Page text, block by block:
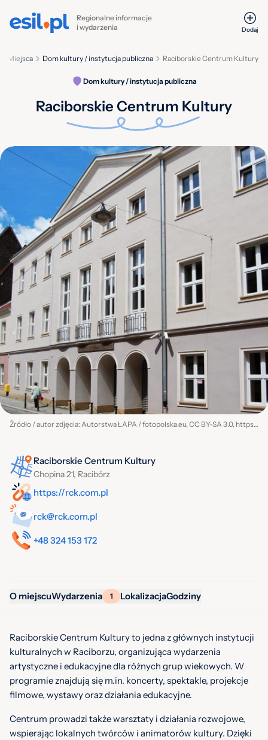
Regionalne informacje
i wydarzenia
Dodaj
Raciborskie Centrum Kultury
Dom kultury / instytucja publiczna
Miejsca
Dom kultury / instytucja publiczna
Raciborskie Centrum Kultury
Źródło / autor zdjęcia: Autorstwa ŁAPA / fotopolska.eu, CC BY-SA 3.0, https://commons.wikimedia.org/w/index.php?curid=22202683
Raciborskie Centrum Kultury
Chopina 21, Racibórz
https://rck.com.pl
rck@rck.com.pl
+48 324 153 172
O miejscuWydarzenia 1 LokalizacjaGodziny
Raciborskie Centrum Kultury to jedna z głównych instytucji
kulturalnych w Raciborzu, organizująca wydarzenia
artystyczne i edukacyjne dla różnych grup wiekowych. W
programie znajdują się m.in. koncerty, spektakle, projekcje
filmowe, wystawy oraz działania edukacyjne.
Centrum prowadzi także warsztaty i działania rozwojowe,
wspierając lokalnych twórców i animatorów kultury. Dzięki